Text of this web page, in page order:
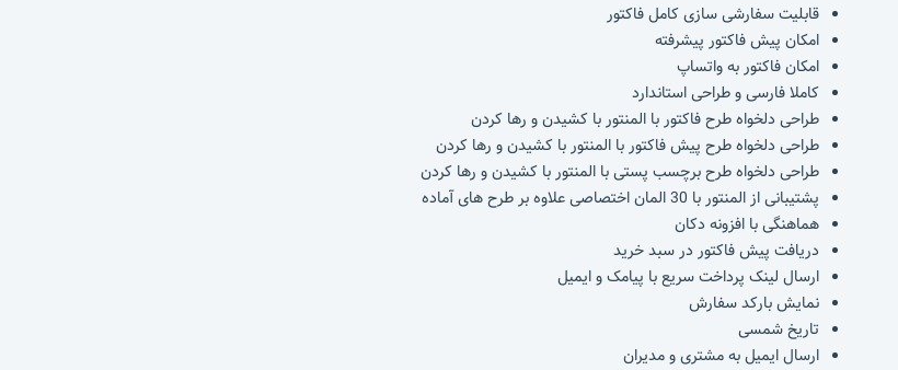
قابلیت سفارشی سازی کامل فاکتور
امکان پیش فاکتور پیشرفته
امکان فاکتور به واتساپ
کاملا فارسی و طراحی استاندارد
طراحی دلخواه طرح فاکتور با المنتور با کشیدن و رها کردن
طراحی دلخواه طرح پیش فاکتور با المنتور با کشیدن و رها کردن
طراحی دلخواه طرح برچسب پستی با المنتور با کشیدن و رها کردن
پشتیبانی از المنتور با 30 المان اختصاصی علاوه بر طرح های آماده
هماهنگی با افزونه دکان
دریافت پیش فاکتور در سبد خرید
ارسال لینک پرداخت سریع با پیامک و ایمیل
نمایش بارکد سفارش
تاریخ شمسی
ارسال ایمیل به مشتری و مدیران